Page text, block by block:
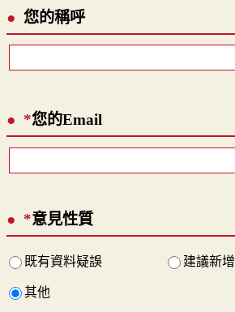
您的稱呼
*您的Email
*意見性質
既有資料疑誤 建議新增
其他